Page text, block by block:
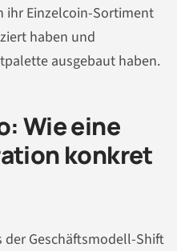
ihr Einzelcoin-Sortiment
haben und
ausgebaut haben.
Wie eine
konkret
der Geschäftsmodell-Shift